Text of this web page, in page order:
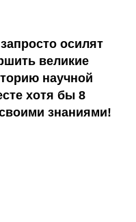
осилят
великие
научной
хотя бы 8
знаниями!